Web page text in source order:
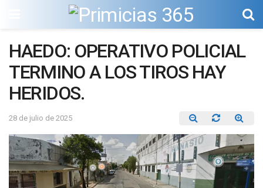
HAEDO: OPERATIVO POLICIAL
TERMINO A LOS TIROS HAY
HERIDOS.
28 de julio de 2025